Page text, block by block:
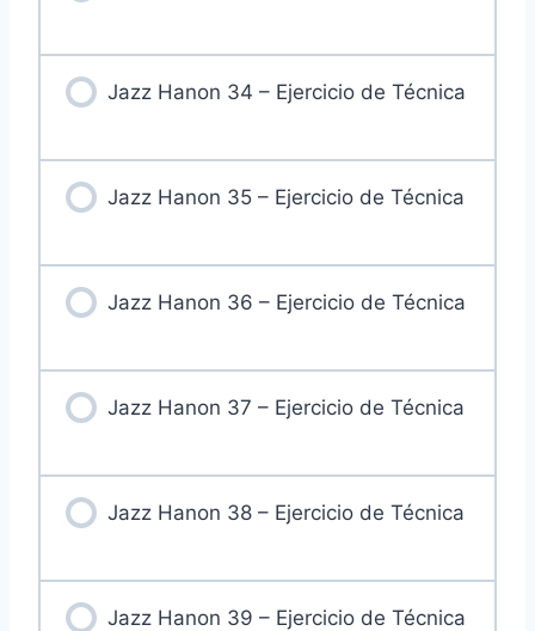
Jazz Hanon 34 – Ejercicio de Técnica
Jazz Hanon 35 – Ejercicio de Técnica
Jazz Hanon 36 – Ejercicio de Técnica
Jazz Hanon 37 – Ejercicio de Técnica
Jazz Hanon 38 – Ejercicio de Técnica
Jazz Hanon 39 – Ejercicio de Técnica